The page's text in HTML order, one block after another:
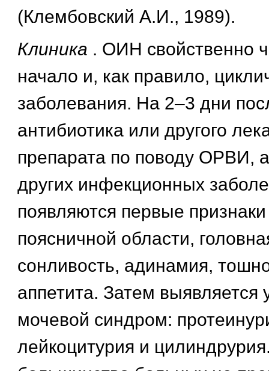
(Клембовский А.И., 1989).
Клиника . ОИН свойственно
начало и, как правило,
заболевания. На 2–3 дни
антибиотика или другого
препарата по поводу ОРВИ,
других инфекционных
появляются первые
поясничной области,
сонливость, адинамия,
аппетита. Затем
мочевой синдром:
лейкоцитурия и